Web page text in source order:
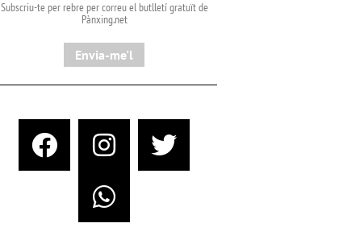
Subscriu-te per rebre per correu el butlletí gratuït de
Pànxing.net​
Envia-me'l